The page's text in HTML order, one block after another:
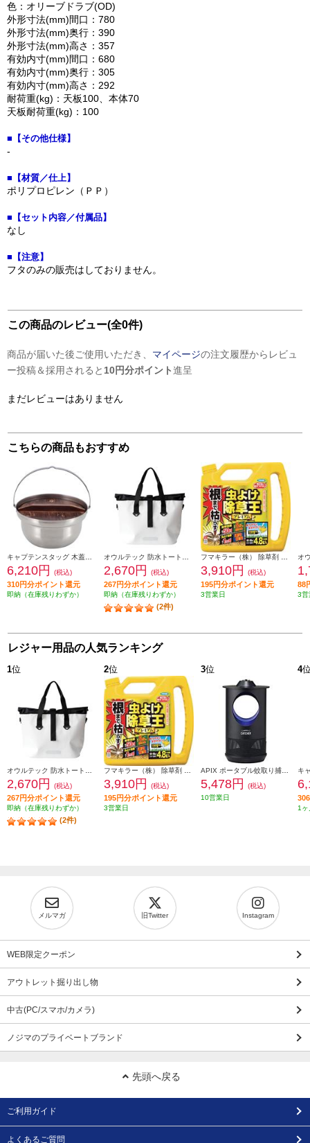
色：オリーブドラブ(OD)
外形寸法(mm)間口：780
外形寸法(mm)奥行：390
外形寸法(mm)高さ：357
有効内寸(mm)間口：680
有効内寸(mm)奥行：305
有効内寸(mm)高さ：292
耐荷重(kg)：天板100、本体70
天板耐荷重(kg)：100
■【その他仕様】
-
■【材質／仕上】
ポリプロピレン（ＰＰ）
■【セット内容／付属品】
なし
■【注意】
フタのみの販売はしておりません。
この商品のレビュー(全0件)
商品が届いた後ご使用いただき、 マイページの注文履歴からレビュ
ー投稿＆採用されると 10円分ポイント進呈
まだレビューはありません
こちらの商品もおすすめ
6,210円 (税込)
310円分ポイント還元
即納（在庫残りわずか）
2,670円 (税込)
267円分ポイント還元
即納（在庫残りわずか）
(2件)
3,910円 (税込)
195円分ポイント還元
3営業日
88
3営
レジャー用品の人気ランキング
1位
2,670円 (税込)
267円分ポイント還元
即納（在庫残りわずか）
(2件)
2位
3,910円 (税込)
195円分ポイント還元
3営業日
3位
5,478円
(税込)
10営業日
4
1ヶ
メルマガ 旧Twitter Instagram
WEB限定クーポン
アウトレット掘り出し物
中古(PC/スマホ/カメラ)
ノジマのプライベートブランド
先頭へ戻る
ご利用ガイド
よくあるご質問